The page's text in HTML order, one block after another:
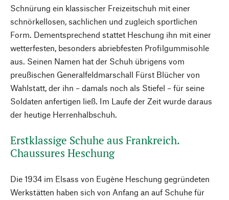
Schnürung ein klassischer Freizeitschuh mit einer
schnörkellosen, sachlichen und zugleich sportlichen
Form. Dementsprechend stattet Heschung ihn mit einer
wetterfesten, besonders abriebfesten Profilgummisohle
aus. Seinen Namen hat der Schuh übrigens vom
preußischen Generalfeldmarschall Fürst Blücher von
Wahlstatt, der ihn – damals noch als Stiefel – für seine
Soldaten anfertigen ließ. Im Laufe der Zeit wurde daraus
der heutige Herrenhalbschuh.
Erstklassige Schuhe aus Frankreich.
Chaussures Heschung
Die 1934 im Elsass von Eugène Heschung gegründeten
Werkstätten haben sich von Anfang an auf Schuhe für